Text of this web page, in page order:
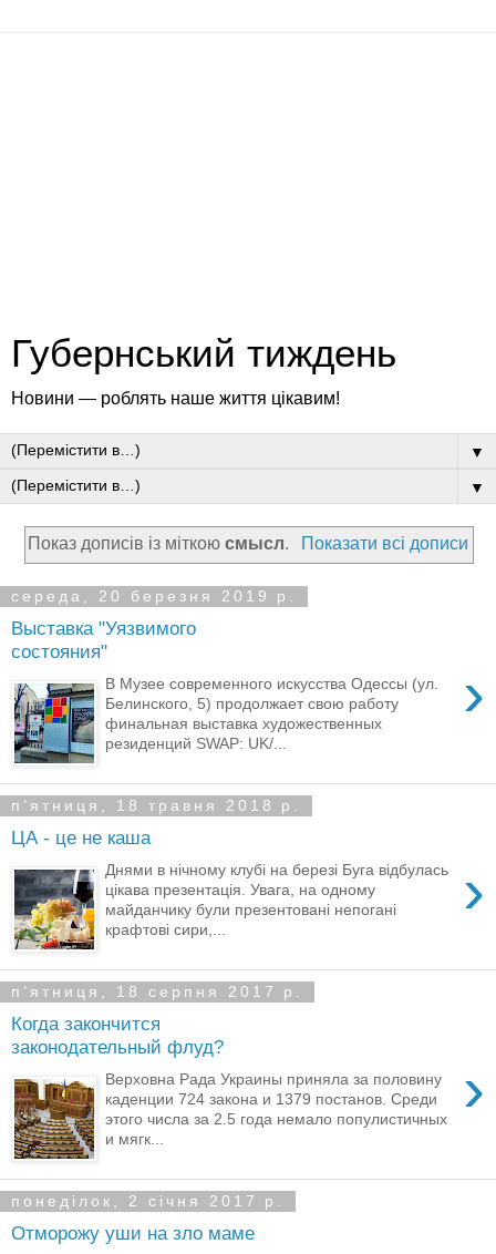
Губернський тиждень
Новини — роблять наше життя цікавим!
▼
▼
Показ дописів із міткоюсмысл. Показати всі дописи
середа, 20 березня 2019 р.
Выставка "Уязвимого
состояния"
›
В Музее современного искусства Одессы (ул.
Белинского, 5) продолжает свою работу
финальная выставка художественных
резиденций SWAP: UK/...
пʼятниця, 18 травня 2018 р.
ЦА - це не каша
›
Днями в нічному клубі на березі Буга відбулась
цікава презентація. Увага, на одному
майданчику були презентовані непогані
крафтові сири,...
пʼятниця, 18 серпня 2017 р.
Когда закончится
законодательный флуд?
›
Верховна Рада Украины приняла за половину
каденции 724 закона и 1379 постанов. Среди
этого числа за 2.5 года немало популистичных
и мягк...
понеділок, 2 січня 2017 р.
Отморожу уши на зло маме